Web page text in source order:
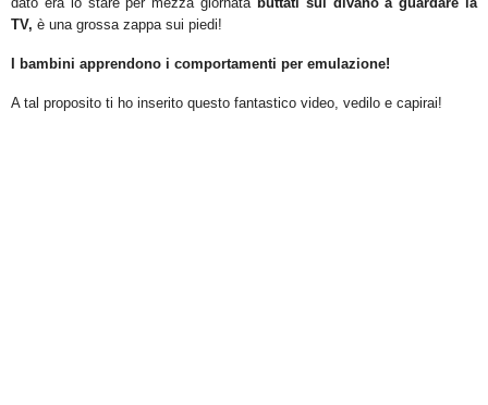
TV, è una grossa zappa sui piedi!
I bambini apprendono i comportamenti per emulazione!
A tal proposito ti ho inserito questo fantastico video, vedilo e capirai!